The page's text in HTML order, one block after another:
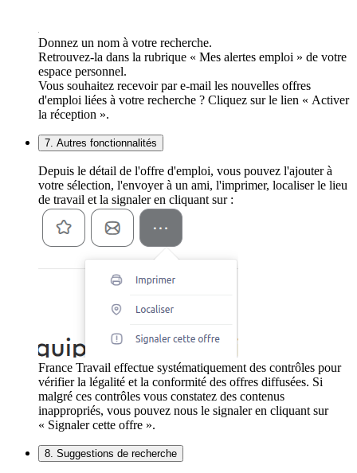
Donnez un nom à votre recherche.
Retrouvez-la dans la rubrique « Mes alertes emploi » de votre
espace personnel.
Vous souhaitez recevoir par e-mail les nouvelles offres
d'emploi liées à votre recherche ? Cliquez sur le lien « Activer
la réception ».
7. Autres fonctionnalités
Depuis le détail de l'offre d'emploi, vous pouvez l'ajouter à
votre sélection, l'envoyer à un ami, l'imprimer, localiser le lieu
de travail et la signaler en cliquant sur :
France Travail effectue systématiquement des contrôles pour
vérifier la légalité et la conformité des offres diffusées. Si
malgré ces contrôles vous constatez des contenus
inappropriés, vous pouvez nous le signaler en cliquant sur
« Signaler cette offre ».
8. Suggestions de recherche